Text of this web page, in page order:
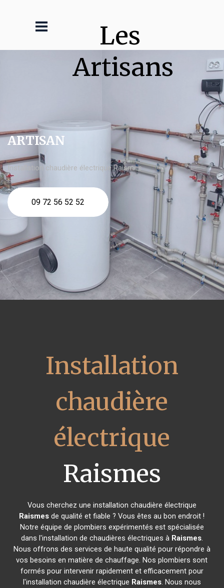
Les
Artisans
ARTISAN
Installation chaudière électrique Raismes
09 72 56 52 52
Installation
chaudière
électrique
Raismes
Vous cherchez une installation chaudière électrique
Raismes de qualité et fiable ? Vous êtes au bon endroit !
Notre équipe de plombiers expérimentés est spécialisée
dans l'installation de chaudières électriques à Raismes.
Nous offrons des services de haute qualité pour répondre à
vos besoins en matière de chauffage. Nos plombiers sont
formés pour intervenir rapidement et efficacement pour
l'installation chaudière électrique Raismes. Nous nous